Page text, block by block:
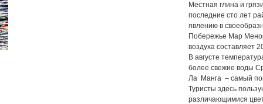
Местная глина и
последние сто лет
явлению в
Побережье Мар
воздуха составляет
В августе
более свежие воды
Ла Манга – самый
Туристы здесь
различающимися